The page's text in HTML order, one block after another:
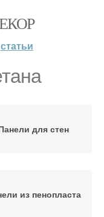
статьи
для стен
из пенопласта